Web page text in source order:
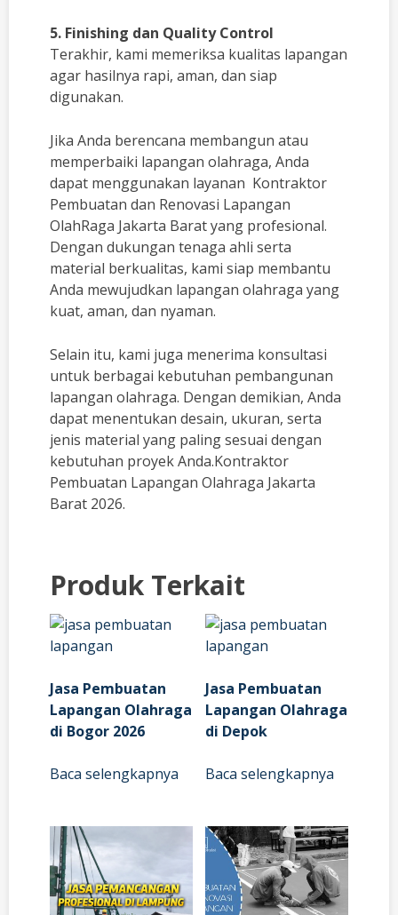
5. Finishing dan Quality Control
Terakhir, kami memeriksa kualitas lapangan
agar hasilnya rapi, aman, dan siap
digunakan.
Jika Anda berencana membangun atau
memperbaiki lapangan olahraga, Anda
dapat menggunakan layanan Kontraktor
Pembuatan dan Renovasi Lapangan
OlahRaga Jakarta Barat yang profesional.
Dengan dukungan tenaga ahli serta
material berkualitas, kami siap membantu
Anda mewujudkan lapangan olahraga yang
kuat, aman, dan nyaman.
Selain itu, kami juga menerima konsultasi
untuk berbagai kebutuhan pembangunan
lapangan olahraga. Dengan demikian, Anda
dapat menentukan desain, ukuran, serta
jenis material yang paling sesuai dengan
kebutuhan proyek Anda.Kontraktor
Pembuatan Lapangan Olahraga Jakarta
Barat 2026.
Produk Terkait
Jasa Pembuatan
Lapangan Olahraga
di Bogor 2026
Baca selengkapnya
Jasa Pembuatan
Lapangan Olahraga
di Depok
Baca selengkapnya